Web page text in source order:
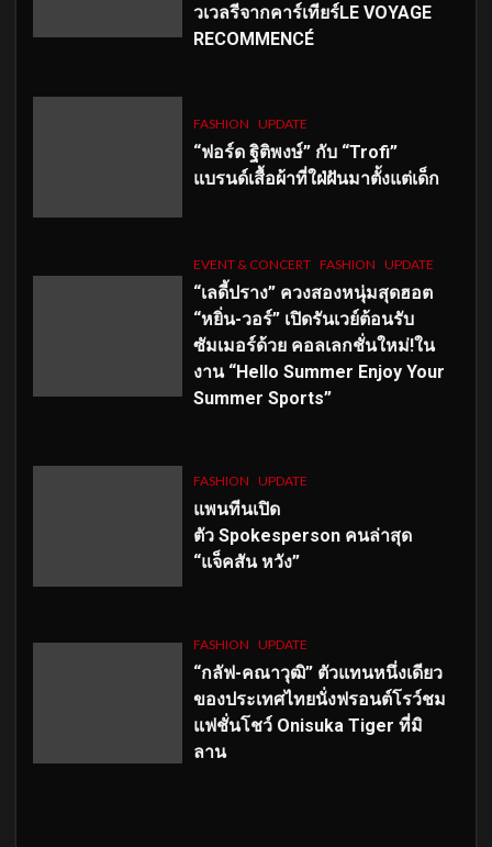
วเวลรีจากคาร์เทียร์LE VOYAGE
RECOMMENCÉ
FASHION UPDATE
“ฟอร์ด ฐิติพงษ์” กับ “Trofi”
แบรนด์เสื้อผ้าที่ใฝ่ฝันมาตั้งแต่เด็ก
EVENT & CONCERT FASHION UPDATE
“เลดี้ปราง” ควงสองหนุ่มสุดฮอต
“หยิ่น-วอร์” เปิดรันเวย์ต้อนรับ
ซัมเมอร์ด้วย คอลเลกชั่นใหม่!ใน
งาน “Hello Summer Enjoy Your
Summer Sports”
FASHION UPDATE
แพนทีนเปิด
ตัว Spokesperson คนล่าสุด
“แจ็คสัน หวัง”
FASHION UPDATE
“กลัฟ-คณาวุฒิ” ตัวแทนหนึ่งเดียว
ของประเทศไทยนั่งฟรอนต์โรว์ชม
แฟชั่นโชว์ Onisuka Tiger ที่มิ
ลาน